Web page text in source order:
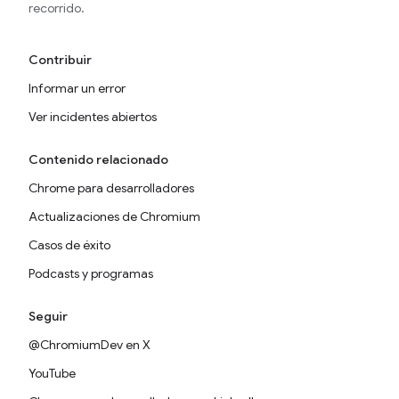
recorrido.
Contribuir
Informar un error
Ver incidentes abiertos
Contenido relacionado
Chrome para desarrolladores
Actualizaciones de Chromium
Casos de éxito
Podcasts y programas
Seguir
@ChromiumDev en X
YouTube